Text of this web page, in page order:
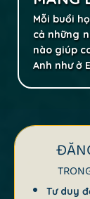
Mỗi buổi
cả những
nào giúp
Anh như ở
Tư duy